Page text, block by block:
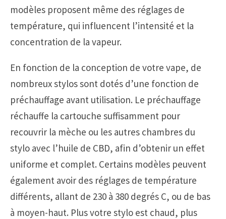
modèles proposent même des réglages de
température, qui influencent l’intensité et la
concentration de la vapeur.
En fonction de la conception de votre vape, de
nombreux stylos sont dotés d’une fonction de
préchauffage avant utilisation. Le préchauffage
réchauffe la cartouche suffisamment pour
recouvrir la mèche ou les autres chambres du
stylo avec l’huile de CBD, afin d’obtenir un effet
uniforme et complet. Certains modèles peuvent
également avoir des réglages de température
différents, allant de 230 à 380 degrés C, ou de bas
à moyen-haut. Plus votre stylo est chaud, plus